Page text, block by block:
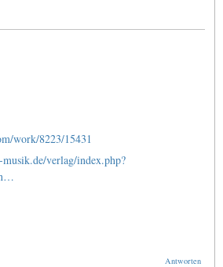
work/8223/15431
verlag/index.php?
Antworten